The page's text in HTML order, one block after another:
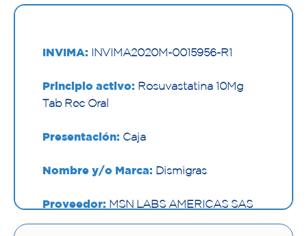
INVIMA: INVIMA2020M-0015956-R1
Principio activo: Rosuvastatina 10Mg
Tab Rec Oral
Presentación: Caja
Nombre y/o Marca: Dismigras
Proveedor: MSN LABS AMERICAS SAS